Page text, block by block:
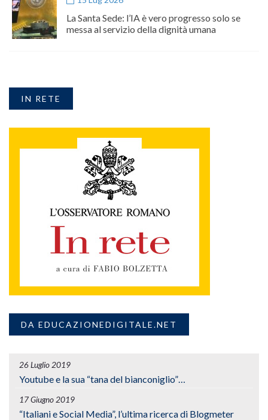
La Santa Sede: l’IA è vero progresso solo se
messa al servizio della dignità umana
IN RETE
DA EDUCAZIONEDIGITALE.NET
26 Luglio 2019
Youtube e la sua “tana del bianconiglio”…
17 Giugno 2019
“Italiani e Social Media”, l’ultima ricerca di Blogmeter